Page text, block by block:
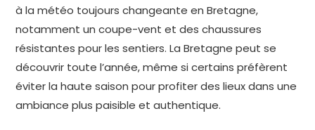
à la météo toujours changeante en Bretagne,
notamment un coupe-vent et des chaussures
résistantes pour les sentiers. La Bretagne peut se
découvrir toute l’année, même si certains préfèrent
éviter la haute saison pour profiter des lieux dans une
ambiance plus paisible et authentique.